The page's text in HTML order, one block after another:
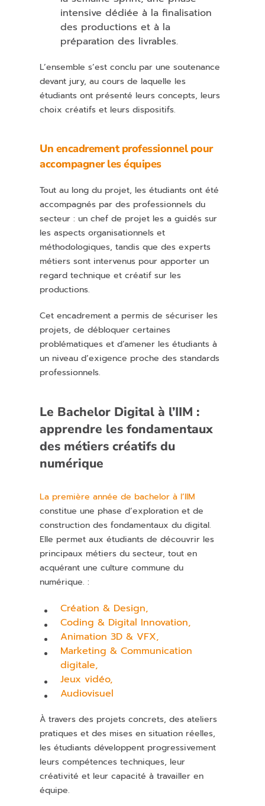
intensive dédiée à la finalisation
des productions et à la
préparation des livrables.
L’ensemble s’est conclu par une soutenance
devant jury, au cours de laquelle les
étudiants ont présenté leurs concepts, leurs
choix créatifs et leurs dispositifs.
Un encadrement professionnel pour
accompagner les équipes
Tout au long du projet, les étudiants ont été
accompagnés par des professionnels du
secteur : un chef de projet les a guidés sur
les aspects organisationnels et
méthodologiques, tandis que des experts
métiers sont intervenus pour apporter un
regard technique et créatif sur les
productions.
Cet encadrement a permis de sécuriser les
projets, de débloquer certaines
problématiques et d’amener les étudiants à
un niveau d’exigence proche des standards
professionnels.
Le Bachelor Digital à l’IIM :
apprendre les fondamentaux
des métiers créatifs du
numérique
La première année de bachelor à l’IIM
constitue une phase d’exploration et de
construction des fondamentaux du digital.
Elle permet aux étudiants de découvrir les
principaux métiers du secteur, tout en
acquérant une culture commune du
numérique. :
Création & Design,
Coding & Digital Innovation,
Animation 3D & VFX,
Marketing & Communication
digitale,
Jeux vidéo,
Audiovisuel
À travers des projets concrets, des ateliers
pratiques et des mises en situation réelles,
les étudiants développent progressivement
leurs compétences techniques, leur
créativité et leur capacité à travailler en
équipe.